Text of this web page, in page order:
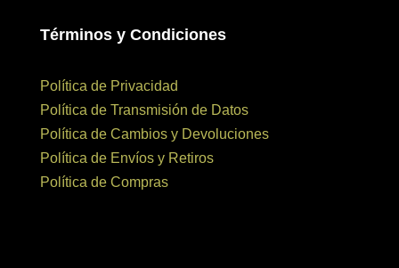
Términos y Condiciones
Política de Privacidad
Política de Transmisión de Datos
Política de Cambios y Devoluciones
Política de Envíos y Retiros
Política de Compras